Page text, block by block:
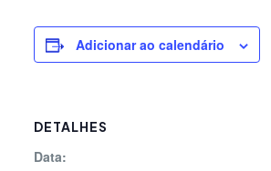
Adicionar ao calendário
DETALHES
Data: